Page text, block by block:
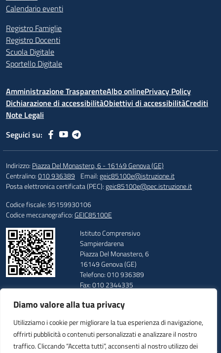
Diamo valore alla tua privacy
Utilizziamo i cookie per migliorare la tua esperienza di navigazione,
offrirti pubblicità o contenuti personalizzati e analizzare il nostro
traffico. Cliccando “Accetta tutti”, acconsenti al nostro utilizzo dei
Calendario eventi
Registro Famiglie
Registro Docenti
Scuola Digitale
Sportello Digitale
Amministrazione TrasparenteAlbo onlinePrivacy Policy
Dichiarazione di accessibilitàObiettivi di accessibilitàCrediti
Note Legali
Seguici su:
Indirizzo: Piazza Del Monastero, 6 - 16149 Genova (GE)
Centralino:010 936389 Email:geic85100e@istruzione.it
Posta elettronica certificata (PEC):geic85100e@pec.istruzione.it
Codice fiscale: 95159930106
Codice meccanografico:GEIC85100E
Istituto Comprensivo
Sampierdarena
Piazza Del Monastero, 6
16149 Genova (GE)
Telefono: 010 936389
Fax: 010 2344335
PEC: geic85100e@pec.istruzione.it
Codice Fiscale: 95159930106
Codice Univoco: UFUUAV